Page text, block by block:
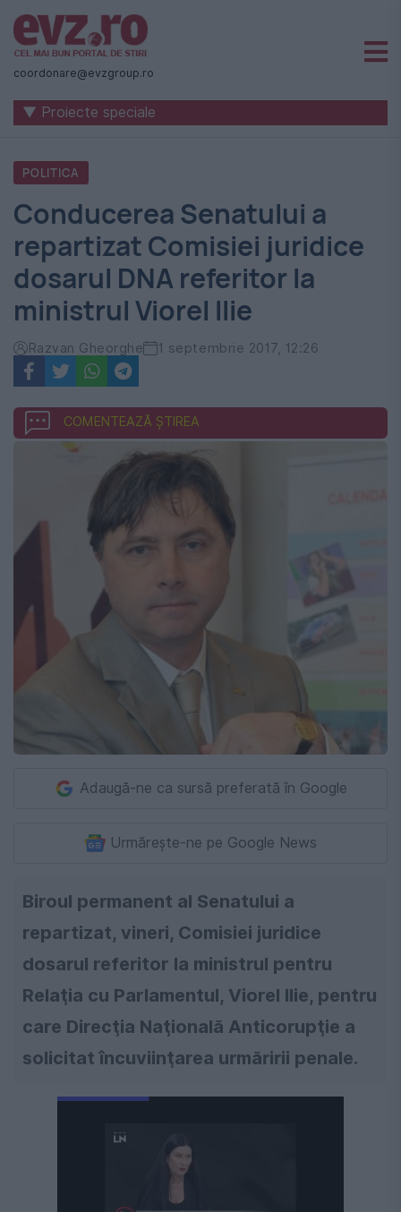
Știri
naționale
internaționale
România
-
Evenimentul
Zilei
coordonare@evzgroup.ro
▼ Proiecte speciale
POLITICA
Conducerea Senatului a
repartizat Comisiei juridice
dosarul DNA referitor la
ministrul Viorel Ilie
Razvan Gheorghe 1 septembrie 2017, 12:26
COMENTEAZĂ ȘTIREA
Adaugă-ne ca sursă preferată în Google
Urmărește-ne pe Google News
Biroul permanent al Senatului a
repartizat, vineri, Comisiei juridice
dosarul referitor la ministrul pentru
Relaţia cu Parlamentul, Viorel Ilie, pentru
care Direcţia Naţională Anticorupţie a
solicitat încuviinţarea urmăririi penale.